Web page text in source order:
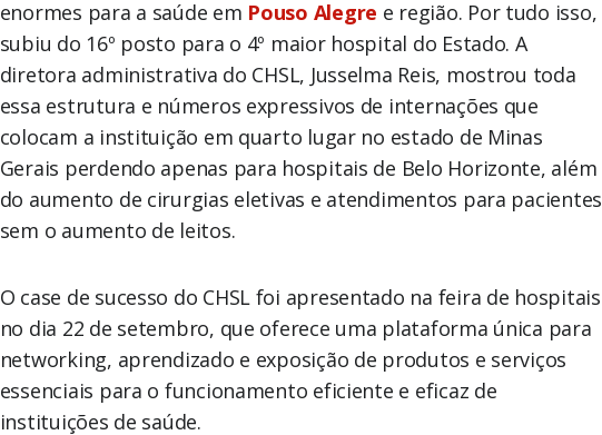
enormes para a saúde em Pouso Alegre e região. Por tudo isso,
subiu do 16º posto para o 4º maior hospital do Estado. A
diretora administrativa do CHSL, Jusselma Reis, mostrou toda
essa estrutura e números expressivos de internações que
colocam a instituição em quarto lugar no estado de Minas
Gerais perdendo apenas para hospitais de Belo Horizonte, além
do aumento de cirurgias eletivas e atendimentos para pacientes
sem o aumento de leitos.
O case de sucesso do CHSL foi apresentado na feira de hospitais
no dia 22 de setembro, que oferece uma plataforma única para
networking, aprendizado e exposição de produtos e serviços
essenciais para o funcionamento eficiente e eficaz de
instituições de saúde.